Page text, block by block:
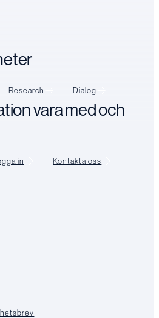
Research Dialog
vara med och
in Kontakta oss